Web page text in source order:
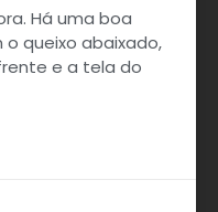
Há uma boa
queixo abaixado,
e a tela do